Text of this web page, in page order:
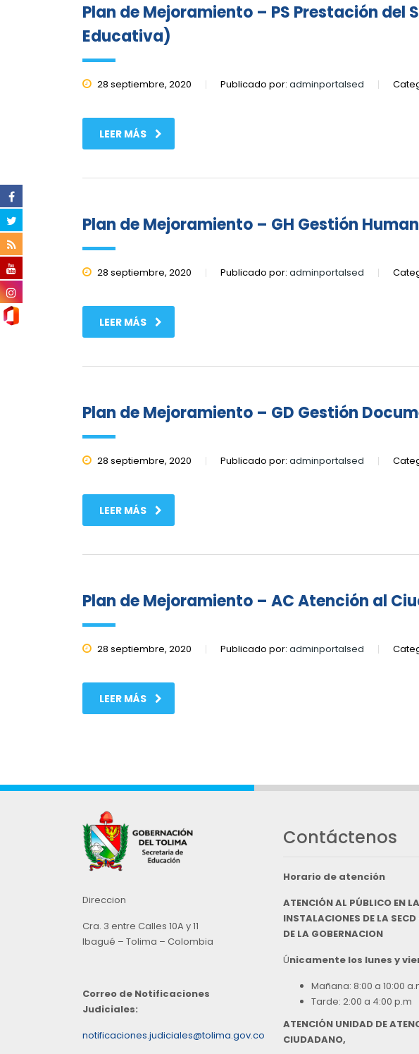
Plan de Mejoramiento – PS Prestación
Educativa)
28 septiembre, 2020 Publicado por: adminportalsed
LEER MÁS
Plan de Mejoramiento – GH Gestión
28 septiembre, 2020 Publicado por: adminportalsed
LEER MÁS
Plan de Mejoramiento – GD Gestión
28 septiembre, 2020 Publicado por: adminportalsed
LEER MÁS
Plan de Mejoramiento – AC Atención al
28 septiembre, 2020 Publicado por: adminportalsed
LEER MÁS
Direccion
Cra. 3 entre Calles 10A y 11
Ibagué – Tolima – Colombia
Correo de Notificaciones
Judiciales:
notificaciones.judiciales@tolima.gov.co
Contáctenos
Horario de atención
ATENCIÓN AL PÚBLICO EN
INSTALACIONES DE LA
DE LA GOBERNACION
Únicamente los lunes y
Mañana: 8:00 a 10:00
Tarde: 2:00 a 4:00 p.m
ATENCIÓN UNIDAD DE
CIUDADANO,